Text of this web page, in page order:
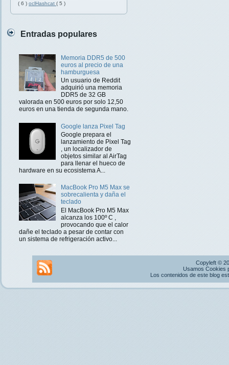
( 6 ) oclHashcat ( 5 )
Entradas populares
Memoria DDR5 de 500
euros al precio de una
hamburguesa
Un usuario de Reddit
adquirió una memoria
DDR5 de 32 GB
valorada en 500 euros por solo 12,50
euros en una tienda de segunda mano.
Google lanza Pixel Tag
Google prepara el
lanzamiento de Pixel Tag
, un localizador de
objetos similar al AirTag
para llenar el hueco de
hardware en su ecosistema A...
MacBook Pro M5 Max se
sobrecalienta y daña el
teclado
El MacBook Pro M5 Max
alcanza los 100º C ,
provocando que el calor
dañe el teclado a pesar de contar con
un sistema de refrigeración activo...
Copyleft ©
Usamos Cookies
Los contenidos de este blog